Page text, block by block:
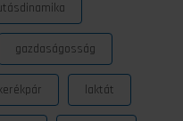
gazdaságosság
laktát